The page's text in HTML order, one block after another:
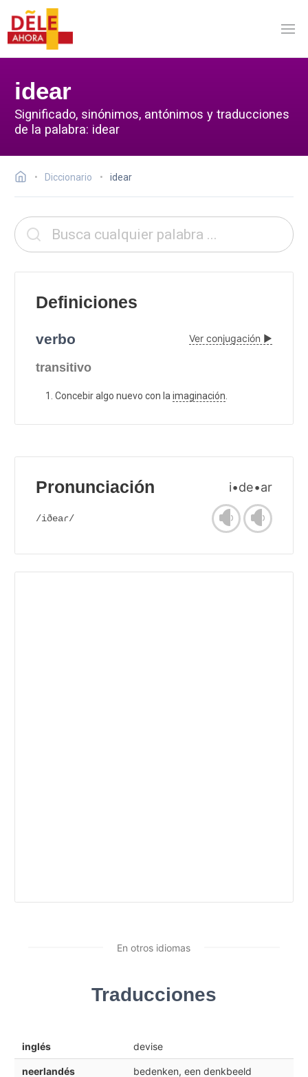
idear
Significado, sinónimos, antónimos y traducciones
de la palabra: idear
Diccionario idear
Definiciones
verbo Ver conjugación ▶
transitivo
Concebir algo nuevo con la imaginación
Pronunciación i•de•ar
/iðeaɾ/
En otros idiomas
Traducciones
inglés devise
neerlandés
bedenken, een denkbeeld